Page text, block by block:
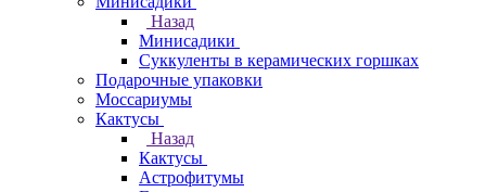
Назад
Минисадики
Суккуленты в керамических горшках
Подарочные упаковки
Моссариумы
Кактусы
Назад
Кактусы
Астрофитумы